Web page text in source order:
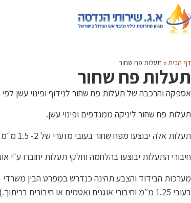
דף הבית » תעלות פח שחור
תעלות פח שחור
אספקה והרכבה של תעלות פח שחור לנידוף ופינוי עשן
תעלות פח שחור ליניקה ממנדפים ופינוי עשן.
תעלות אלה יבוצעו מפח שחור בעובי מזערי של 2- 1.5 מ״מ או כמוגדר בתוכניות ו/או בהנחיות יועץ הבטיחות.
חיבורי התעלות יבוצעו בהלחמה וחלקי תעלות יחוברו
מערכות הבידוד והצבע תהינה כנדרש במפרט הבין משרדי
בעובי 1.25 מ״מ וחיבורי אוגנים ואטמים או חיבורים בריתוך.)